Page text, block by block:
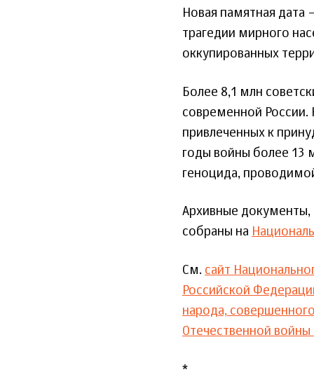
Новая памятная дата
трагедии мирного
оккупированных
Более 8,1 млн
современной России.
привлеченных к
годы войны более 13
геноцида,
Архивные документы,
собраны на
См. сайт
Российской
народа,
Отечественной
*